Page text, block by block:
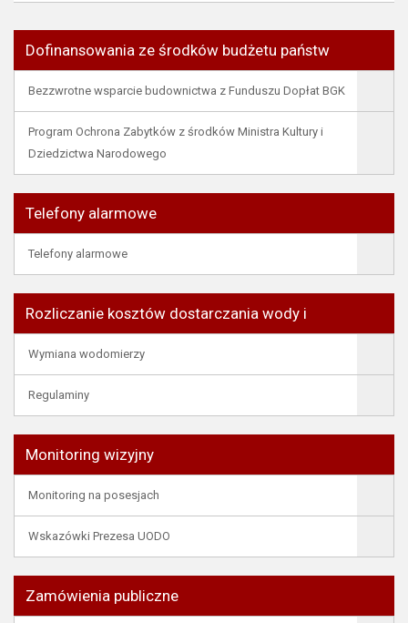
Dofinansowania ze środków budżetu państw
Bezzwrotne wsparcie budownictwa z Funduszu Dopłat BGK
Program Ochrona Zabytków z środków Ministra Kultury i
Dziedzictwa Narodowego
Telefony alarmowe
Telefony alarmowe
Rozliczanie kosztów dostarczania wody i
Wymiana wodomierzy
Regulaminy
Monitoring wizyjny
Monitoring na posesjach
Wskazówki Prezesa UODO
Zamówienia publiczne